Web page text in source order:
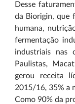
Desse
da Biorigin, que
humana,
fermentação
industriais nas
Paulistas,
gerou receita
2015/16, 35% a
Como 90% da